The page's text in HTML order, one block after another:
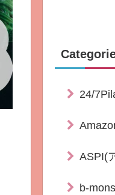
24/
ASPI(
b-